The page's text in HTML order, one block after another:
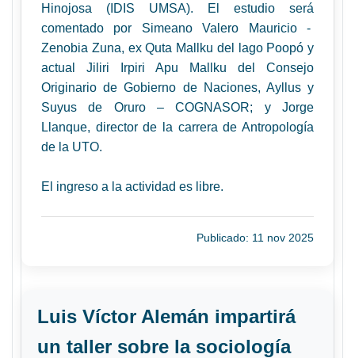
Hinojosa (IDIS UMSA). El estudio será
comentado por Simeano Valero Mauricio -
Zenobia Zuna, ex Quta Mallku del lago Poopó y
actual Jiliri Irpiri Apu Mallku del Consejo
Originario de Gobierno de Naciones, Ayllus y
Suyus de Oruro – COGNASOR; y Jorge
Llanque, director de la carrera de Antropología
de la UTO.
El ingreso a la actividad es libre.
Publicado: 11 nov 2025
Luis Víctor Alemán impartirá
un taller sobre la sociología